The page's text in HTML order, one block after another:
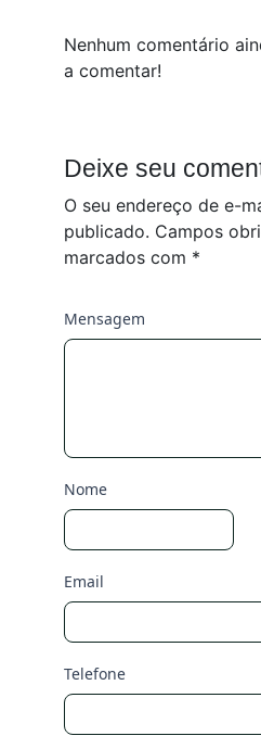
Nenhum comentário
a comentar!
Deixe seu
O seu endereço de e-
publicado. Campos
marcados com *
Mensagem
Nome
Email
Telefone